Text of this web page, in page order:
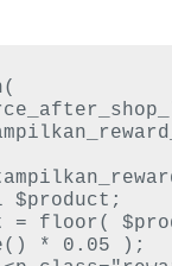
* 0.05 );